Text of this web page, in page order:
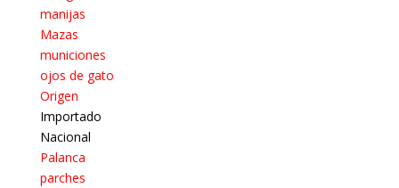
manijas
Mazas
municiones
ojos de gato
Origen
Importado
Nacional
Palanca
parches